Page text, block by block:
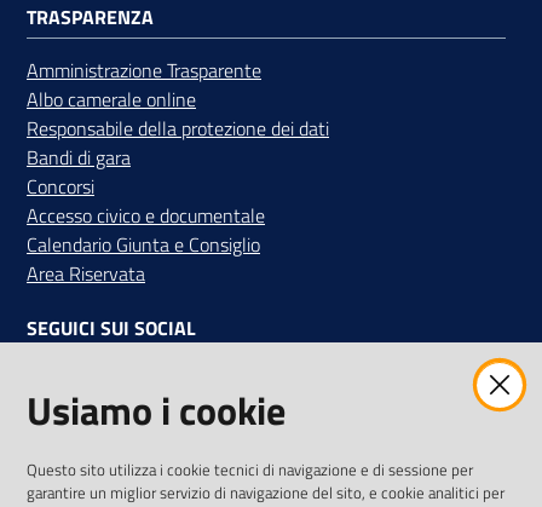
TRASPARENZA
Amministrazione Trasparente
Albo camerale online
Responsabile della protezione dei dati
Bandi di gara
Concorsi
Accesso civico e documentale
Calendario Giunta e Consiglio
Area Riservata
SEGUICI SUI SOCIAL
Ricevi tutti gli aggiornamenti su eventi, nuove opportunità e
Usiamo i cookie
Questo sito utilizza i cookie tecnici di navigazione e di sessione per
garantire un miglior servizio di navigazione del sito, e cookie analitici per